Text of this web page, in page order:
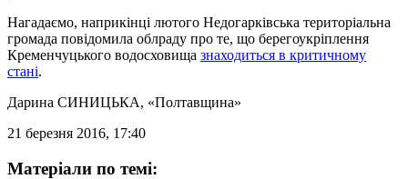
Нагадаємо, наприкінці лютого Недогарківська територіальна
громада повідомила облраду про те, що берегоукріплення
Кременчуцького водосховища знаходиться в критичному
стані.
Дарина СИНИЦЬКА, «Полтавщина»
21 березня 2016, 17:40
Матеріали по темі: